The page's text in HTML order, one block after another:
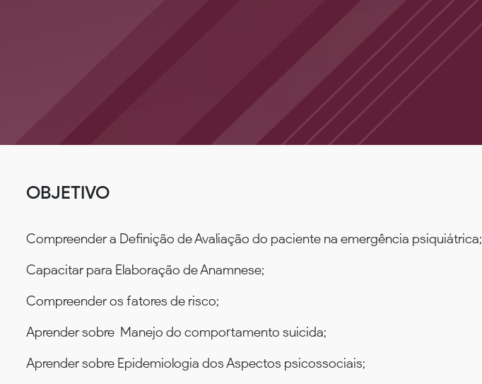
OBJETIVO
Compreender a Definição de Avaliação do paciente na emergência psiquiátrica;
Capacitar para Elaboração de Anamnese;
Compreender os fatores de risco;
Aprender sobre Manejo do comportamento suicida;
Aprender sobre Epidemiologia dos Aspectos psicossociais;